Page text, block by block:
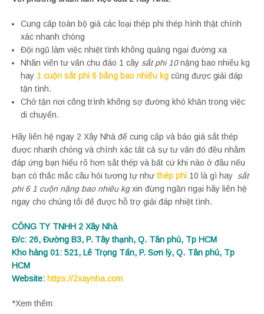
Cung cấp toàn bộ giá các loại thép phi thép hình thật chính
xác nhanh chóng
Đội ngũ làm việc nhiệt tình không quảng ngại đường xa
Nhân viên tư vấn chu đáo 1 cây sắt phi 10nặng bao nhiêu kg
hay 1 cuộn sắt phi 6 bằng bao nhiêu kg cũng được giải đáp
tận tình.
Chở tận nơi công trình không sợ đường khó khăn trong việc
di chuyển.
Hãy liên hệ ngay 2 Xây Nhà để cung cấp và báo giá sắt thép
được nhanh chóng và chính xác tất cả sự tư vấn đó đều nhằm
đáp ứng bạn hiểu rõ hơn sắt thép và bất cứ khi nào ở đâu nếu
bạn có thắc mắc câu hỏi tương tự như thép phi 10 là gì hay sắt
phi 6 1 cuộn nặng bao nhiêu kgxin đừng ngần ngại hãy liên hệ
ngay cho chúng tôi để được hỗ trợ giải đáp nhiệt tình.
CÔNG TY TNHH 2 Xây Nhà
Đ/c: 26, Đường B3, P. Tây thạnh, Q. Tân phú, Tp HCM
Kho hàng 01: 521, Lê Trọng Tấn, P. Sơn lỳ, Q. Tân phú, Tp
HCM
Website: https://2xaynha.com
*Xem thêm: